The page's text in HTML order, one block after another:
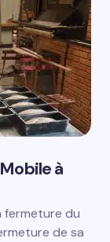
à
fermeture du
de sa